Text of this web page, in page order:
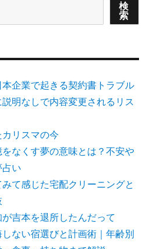
検
索
企業で起きる契約書トラブル
明なしで内容変更されるリス
リスマの今
なくす夢の意味とは？不安や
い
て感じた宅配クリーニングと
吉本を退所したんだって
ない宿選びと計画術｜年齢別